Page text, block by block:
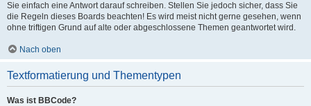
Sie einfach eine Antwort darauf schreiben. Stellen Sie jedoch sicher, dass Sie
die Regeln dieses Boards beachten! Es wird meist nicht gerne gesehen, wenn
ohne triftigen Grund auf alte oder abgeschlossene Themen geantwortet wird.
Nach oben
Textformatierung und Thementypen
Was ist BBCode?